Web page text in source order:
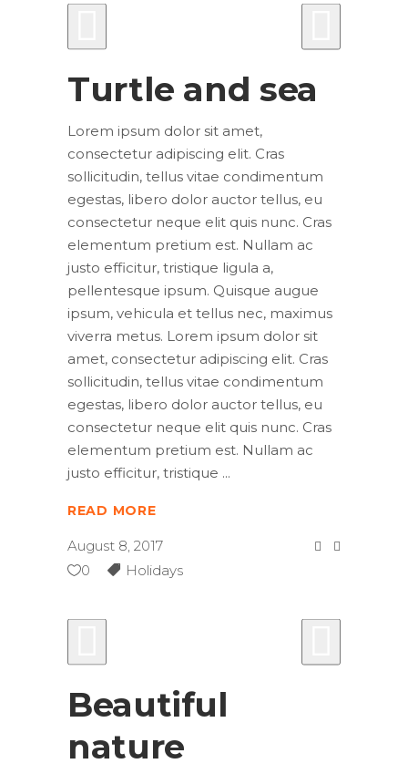
Turtle and sea
Lorem ipsum dolor sit amet,
consectetur adipiscing elit. Cras
sollicitudin, tellus vitae condimentum
egestas, libero dolor auctor tellus, eu
consectetur neque elit quis nunc. Cras
elementum pretium est. Nullam ac
justo efficitur, tristique ligula a,
pellentesque ipsum. Quisque augue
ipsum, vehicula et tellus nec, maximus
viverra metus. Lorem ipsum dolor sit
amet, consectetur adipiscing elit. Cras
sollicitudin, tellus vitae condimentum
egestas, libero dolor auctor tellus, eu
consectetur neque elit quis nunc. Cras
elementum pretium est. Nullam ac
justo efficitur, tristique
READ MORE
August 8, 2017
0
Holidays
Beautiful
nature